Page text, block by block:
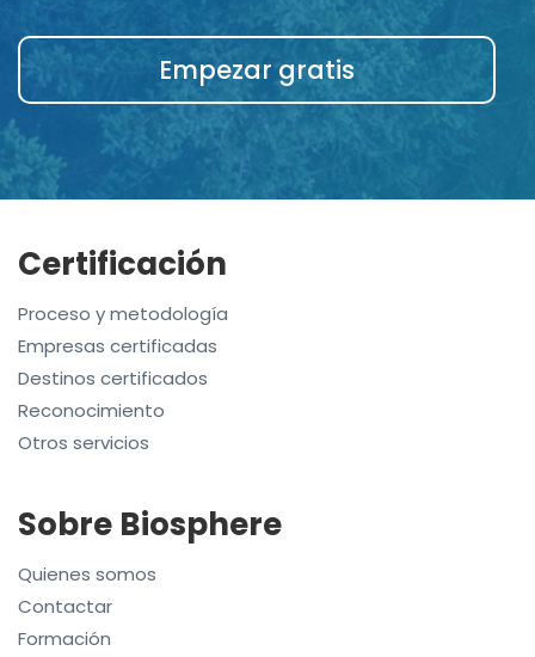
Empezar gratis
Certificación
Proceso y metodología
Empresas certificadas
Destinos certificados
Reconocimiento
Otros servicios
Sobre Biosphere
Quienes somos
Contactar
Formación